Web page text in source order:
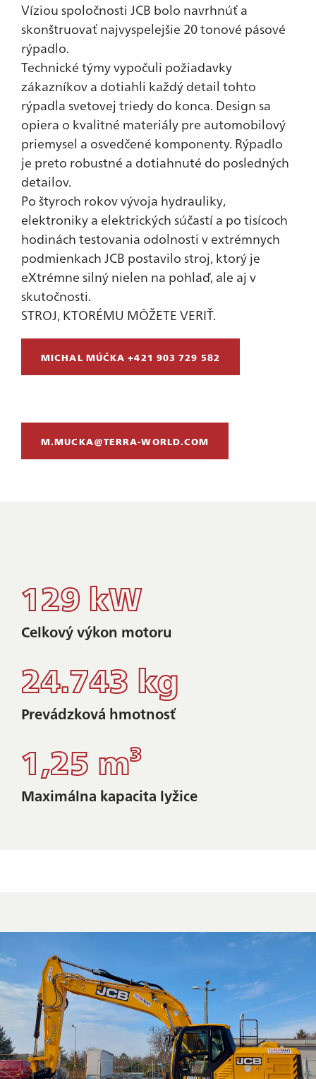
Víziou spoločnosti JCB bolo navrhnúť a
skonštruovať najvyspelejšie 20 tonové pásové
rýpadlo.
Technické týmy vypočuli požiadavky
zákazníkov a dotiahli každý detail tohto
rýpadla svetovej triedy do konca. Design sa
opiera o kvalitné materiály pre automobilový
priemysel a osvedčené komponenty. Rýpadlo
je preto robustné a dotiahnuté do posledných
detailov.
Po štyroch rokov vývoja hydrauliky,
elektroniky a elektrických súčastí a po tisícoch
hodinách testovania odolnosti v extrémnych
podmienkach JCB postavilo stroj, ktorý je
eXtrémne silný nielen na pohlaď, ale aj v
skutočnosti.
STROJ, KTORÉMU MÔŽETE VERIŤ.
MICHAL MÚČKA +421 903 729 582
M.MUCKA@TERRA-WORLD.COM
129 kW
Celkový výkon motoru
24.743 kg
Prevádzková hmotnosť
1,25 m³
Maximálna kapacita lyžice